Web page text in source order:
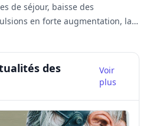
de séjour, baisse des
en forte augmentation, la
des
Voir
plus